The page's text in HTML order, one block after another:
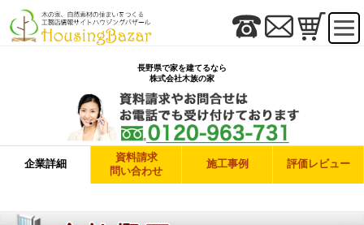
長野県で家を建てるなら
株式会社木族の家
企業詳細
資料請求
問い合わせ
施工事例 評価レビュー